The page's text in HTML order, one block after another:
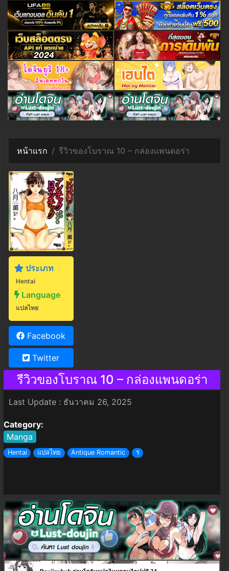
หน้าแรก รีวิวของโบราณ 10 – กล่องแพนดอร่า
ประเภท
Hentai
Language
แปลไทย
Facebook
Twitter
รีวิวของโบราณ 10 – กล่องแพนดอร่า
Last Update : ธันวาคม 26, 2025
Category:
Manga
Hentai แปลไทย Antique Romantic ร